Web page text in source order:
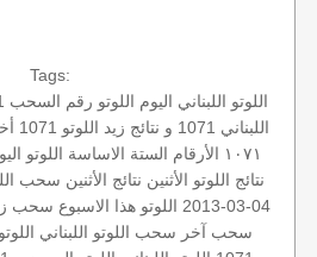
Tags:
اللوتو اللبناني اليوم اللوتو رقم السحب 1071
اللبناني 1071 و نتائج زيد
اللوتو 1071
١٠٧١ الأرقام الستة الاساسة اللوتو اليوم
نتائج اللوتو الأثنين نتائج الأثنين سحب
04-03-2013
اللوتو هذا الاسبوع سحب
سحب آخر سحب اللوتو اللبناني